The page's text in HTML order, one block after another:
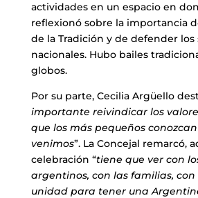
actividades en un espacio en
reflexionó sobre la importancia
de la Tradición y de defender los
nacionales. Hubo bailes
globos.
Por su parte, Cecilia Argüello
importante reivindicar los
que los más pequeños
venimos”. La Concejal remarcó,
celebración “tiene que ver con
argentinos, con las familias,
unidad para tener una